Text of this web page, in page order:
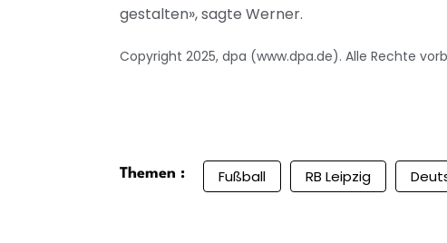
gestalten», sagte Werner.
Copyright 2025, dpa (www.dpa.de). Alle Rechte
Themen : Fußball RB Leipzig